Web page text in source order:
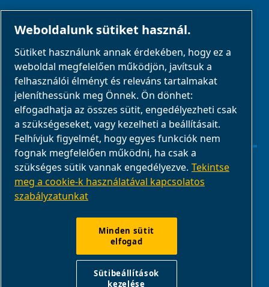
PARTNEREK
Üzleti partnerek
E-Connect 2,0
Üzleti portál
ABAC
médiagaléria
Sütibeállítások kezelése
Termék megfelelősége
Jelentsd a nem megfelelő viselkedést
Weboldalunk sütiket használ.
Sütiket használunk annak érdekében, hogy ez a
weboldal megfelelően működjön, javítsuk a
felhasználói élményt és releváns tartalmakat
jeleníthessünk meg Önnek. Ön dönhet:
elfogadhatja az összes sütit, engedélyezheti csak
a szükségeseket, vagy kezelheti a beállításait.
Felhívjuk figyelmét, hogy egyes funkciók nem
fognak megfelelően működni, ha csak a
szükséges sütik vannak engedélyezve. Tekintse
meg a cookie-k használatával kapcsolatos
szabályzatunkat
Minden sütit
elfogad
Sütibeállítások
kezelése